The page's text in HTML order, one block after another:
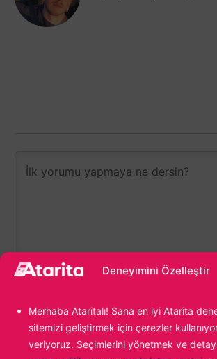
Deneyimini Özelleştir
Merhaba Ataritalı! Sana en iyi Atarita
sitemizi geliştirmek için çerezler
veriyoruz. Seçimlerini yönetmek ve
0 YORUM